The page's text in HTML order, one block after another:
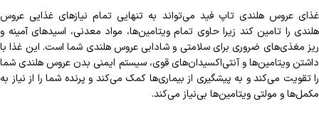
غذای عروس هلندی تاپ فید می‌تواند به تنهایی تمام نیازهای غذایی عروس
هلندی را تامین کند زیرا حاوی تمام ویتامین‌ها، مواد معدنی، اسیدهای آمینه و
ریز مغذی‌های ضروری برای سلامتی و شادابی عروس هلندی شما است. این غذا با
داشتن ویتامین‌ها و آنتی‌اکسیدان‌های قوی، سیستم ایمنی بدن عروس هلندی شما
را تقویت می‌کند و به پیشگیری از بیماری‌ها کمک می‌کند و پرنده شما را از نیاز به
مکمل‌ها و مولتی ویتامین‌ها بی‌نیاز می‌کند.